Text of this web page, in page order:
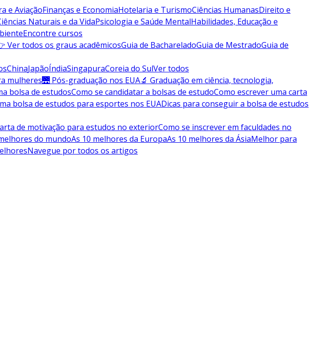
e AviaçãoFinanças e EconomiaHotelaria e TurismoCiências HumanasDireito e
Naturais e da VidaPsicologia e Saúde MentalHabilidades, Educação e
Encontre cursos
Ver todos os graus acadêmicosGuia de BachareladoGuia de MestradoGuia de
ChinaJapãoÍndiaSingapuraCoreia do SulVer todos
mulheres🌉 Pós-graduação nos EUA🔬 Graduação em ciência, tecnologia,
bolsa de estudosComo se candidatar a bolsas de estudoComo escrever uma carta
bolsa de estudos para esportes nos EUADicas para conseguir a bolsa de estudos
de motivação para estudos no exteriorComo se inscrever em faculdades no
do mundoAs 10 melhores da EuropaAs 10 melhores da ÁsiaMelhor para
Navegue por todos os artigos